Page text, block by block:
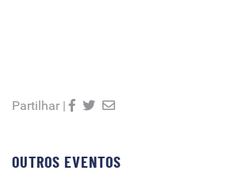
Partilhar |
OUTROS EVENTOS